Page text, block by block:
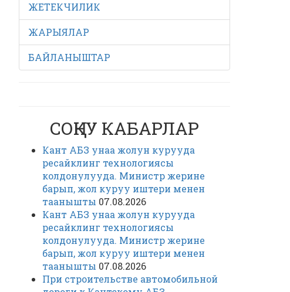
ЖЕТЕКЧИЛИК
ЖАРЫЯЛАР
БАЙЛАНЫШТАР
СОҢКУ КАБАРЛАР
Кант АБЗ унаа жолун курууда
ресайклинг технологиясы
колдонулууда. Министр жерине
барып, жол куруу иштери менен
таанышты 07.08.2026
Кант АБЗ унаа жолун курууда
ресайклинг технологиясы
колдонулууда. Министр жерине
барып, жол куруу иштери менен
таанышты 07.08.2026
При строительстве автомобильной